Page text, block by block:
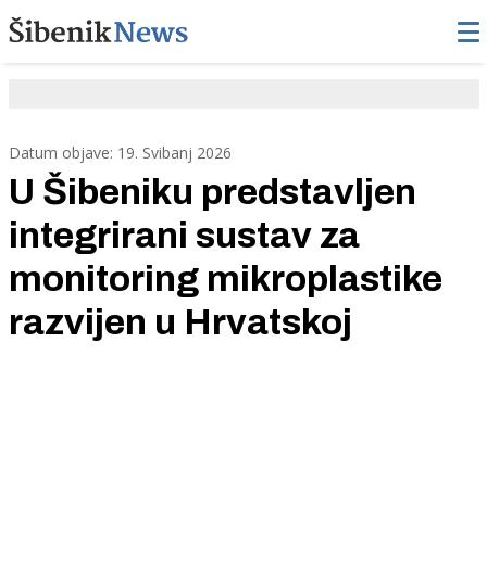
Datum objave: 19. Svibanj 2026
U Šibeniku predstavljen
integrirani sustav za
monitoring mikroplastike
razvijen u Hrvatskoj